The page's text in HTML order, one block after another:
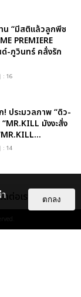
น “มีสติแล้วลูกพีช
PREMIERE
-ภูวินทร์ คลั่งรัก
: 16
! ประมวลภาพ “ดิว-
มังงะสั่ง
: 14
นแห่งความทรงจำ
ดจีไทย ในวันที่
ปพร้อมกัน
: 11
ต่อเรา ตกลง